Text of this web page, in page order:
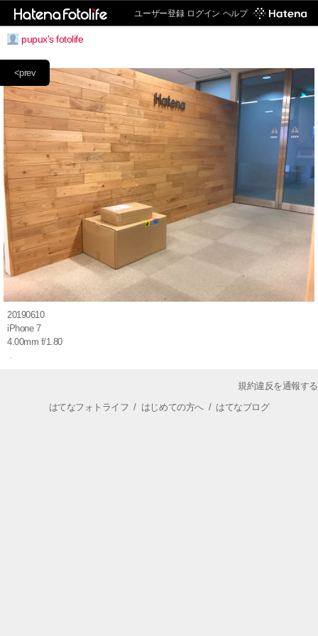
ユーザー登録 ログイン ヘルプ
pupux's fotolife
<prev
20190610
iPhone 7
4.00mm f/1.80
規約違反を通報する
はてなフォトライフ / はじめての方へ/ はてなブログ